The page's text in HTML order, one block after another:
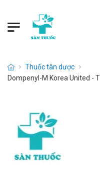
Thuốc tân dược
Dompenyl-M Korea United -